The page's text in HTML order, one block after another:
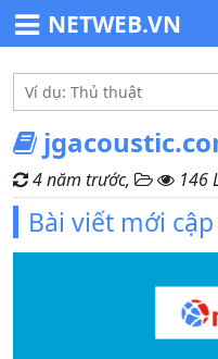
NETWEB.VN
4 năm trước, 146
Bài viết mới